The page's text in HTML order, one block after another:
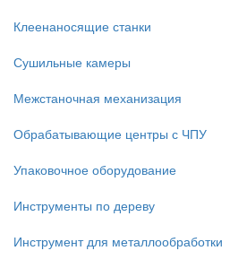
Клеенаносящие станки
Сушильные камеры
Межстаночная механизация
Обрабатывающие центры с ЧПУ
Упаковочное оборудование
Инструменты по дереву
Инструмент для металлообработки